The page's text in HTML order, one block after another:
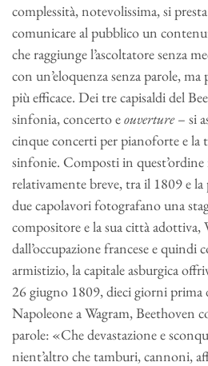
complessità, notevolissima, si
comunicare al pubblico un
che raggiunge l’ascoltatore senza
con un’eloquenza senza parole,
più efficace. Dei tre capisaldi del
sinfonia, concerto eouverture– si
cinque concerti per pianoforte e la
sinfonie. Composti in
relativamente breve, tra il 1809 e
due capolavori fotografano una
compositore e la sua città
dall’occupazione francese e quindi
armistizio, la capitale asburgica
26 giugno 1809, dieci giorni prima
Napoleone a Wagram, Beethoven
parole: «Che devastazione e
nient’altro che tamburi, cannoni,